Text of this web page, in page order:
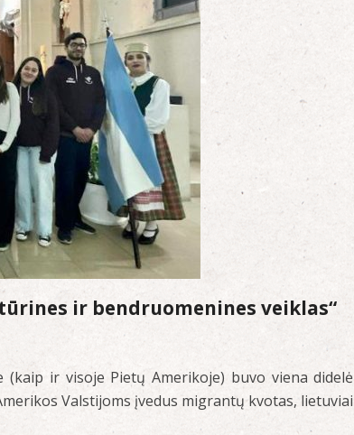
ir bendruomenines veiklas“
ir visoje Pietų Amerikoje) buvo viena didelė
Valstijoms įvedus migrantų kvotas, lietuviai